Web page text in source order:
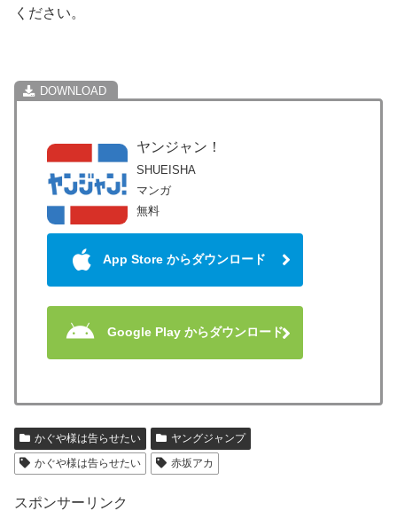
ください。
ヤンジャン！
SHUEISHA
マンガ
無料
App Store からダウンロード
Google Play からダウンロード
かぐや様は告らせたい
ヤングジャンプ
かぐや様は告らせたい
赤坂アカ
スポンサーリンク